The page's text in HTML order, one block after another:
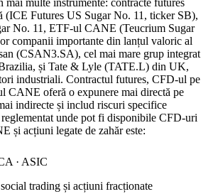
mai multe instrumente: contracte futures
(ICE Futures US Sugar No. 11, ticker SB),
No. 11, ETF-ul CANE (Teucrium Sugar
companii importante din lanțul valoric al
(CSAN3.SA), cel mai mare grup integrat
și Tate & Lyle (TATE.L) din UK,
industriali. Contractul futures, CFD-ul pe
CANE oferă o expunere mai directă pe
indirecte și includ riscuri specifice
unde pot fi disponibile CFD-uri
și acțiuni legate de zahăr este:
· ASIC
trading și acțiuni fracționate